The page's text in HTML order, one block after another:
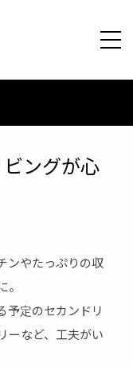
ングが心
ンやたっぷりの収
予定のセカンドリ
ーなど、工夫がい